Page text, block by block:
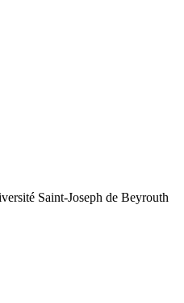
Saint-Joseph de Beyrouth